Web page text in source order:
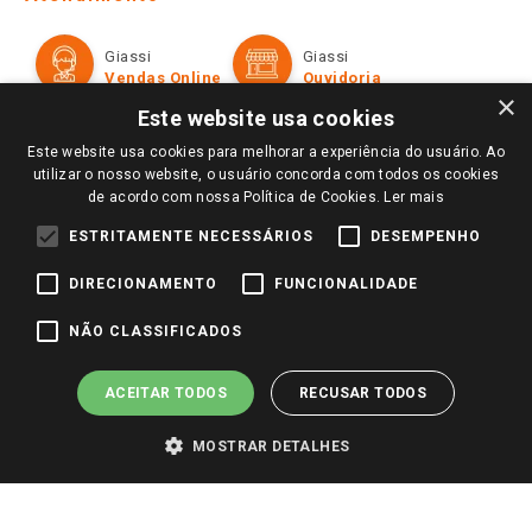
Televendas
Perguntas frequentes
Trabalhe Conosco
Identidade Visual
Formas de Pagamento
Políticas de entrega
Trocas e Devoluções
Giassi
Vendas Online
Giassi
Ouvidoria
Redes Sociais
Pagamento e Segurança
×
Este website usa cookies
Este website usa cookies para melhorar a experiência do usuário. Ao
utilizar o nosso website, o usuário concorda com todos os cookies
de acordo com nossa Política de Cookies. Ler mais
ESTRITAMENTE NECESSÁRIOS DESEMPENHO
DIRECIONAMENTO FUNCIONALIDADE
NÃO CLASSIFICADOS
ACEITAR TODOS RECUSAR TODOS
MOSTRAR DETALHES